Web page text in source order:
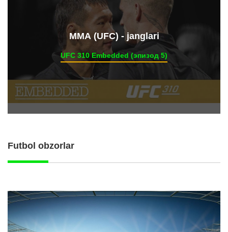
ММА (UFC) - janglari
UFC 310 Embedded (эпизод 5)
Futbol obzorlar